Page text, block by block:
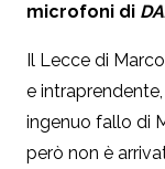
microfoni di
Il Lecce di
e
ingenuo fallo di
però non è